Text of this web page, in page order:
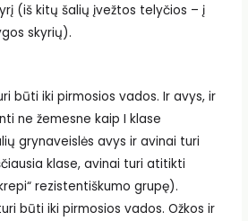
(iš kitų šalių įvežtos telyčios – į
skyrių).
būti iki pirmosios vados. Ir avys, ir
ne žemesne kaip I klase
grynaveislės avys ir avinai turi
klase, avinai turi atitikti
rezistentiškumo grupę).
būti iki pirmosios vados. Ožkos ir